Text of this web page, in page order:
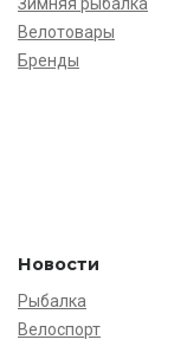
Зимняя рыбалка
Велотовары
Бренды
Новости
Рыбалка
Велоспорт